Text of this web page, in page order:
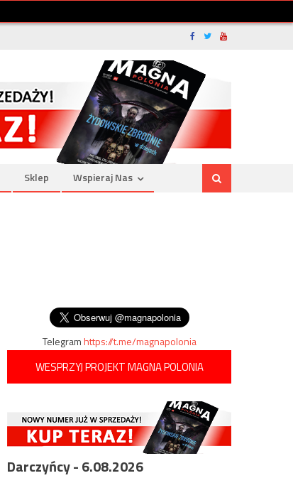
Sklep Wspieraj Nas
Telegramhttps://t.me/magnapolonia
WESPRZYJ PROJEKT MAGNA POLONIA
Darczyńcy - 6.08.2026